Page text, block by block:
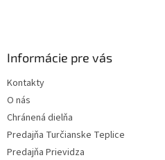
Informácie pre vás
Kontakty
O nás
Chránená dielňa
Predajňa Turčianske Teplice
Predajňa Prievidza